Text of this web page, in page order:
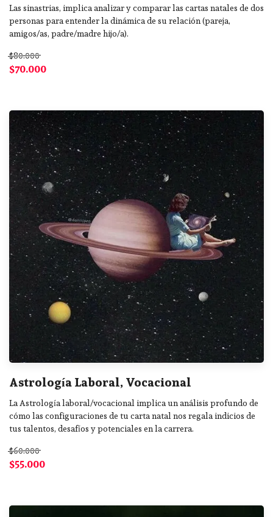
Las sinastrias, implica analizar y comparar las cartas natales de dos
personas para entender la dinámica de su relación (pareja,
amigos/as, padre/madre hijo/a).
$80.000
$70.000
Astrología Laboral, Vocacional
La Astrología laboral/vocacional implica un análisis profundo de
cómo las configuraciones de tu carta natal nos regala indicios de
tus talentos, desafíos y potenciales en la carrera.
$60.000
$55.000